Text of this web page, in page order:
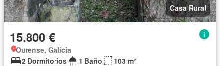
Casa Rural
15.800 €
Ourense, Galicia
2 Dormitorios
1 Baño
103 m²